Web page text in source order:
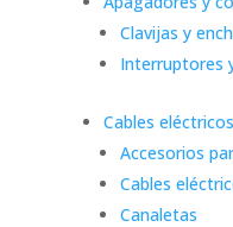
Clavijas y
Interruptores
Cables
Accesorios
Cables
Canaletas